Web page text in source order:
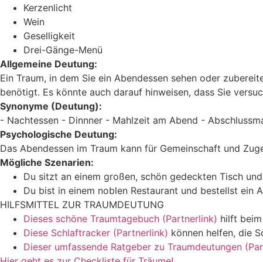
Kerzenlicht
Wein
Geselligkeit
Drei-Gänge-Menü
Allgemeine Deutung:
Ein Traum, in dem Sie ein Abendessen sehen oder
benötigt. Es könnte auch darauf hinweisen, dass Sie
Synonyme (Deutung):
- Nachtessen - Dinnner - Mahlzeit am Abend -
Psychologische Deutung:
Das Abendessen im Traum kann für Gemeinschaft und
Mögliche Szenarien:
Du sitzt an einem großen, schön gedeckten Tisch
Du bist in einem noblen Restaurant und bestellst ein
HILFSMITTEL ZUR TRAUMDEUTUNG
Dieses schöne Traumtagebuch (Partnerlink) hilft
Diese Schlaftracker (Partnerlink) können helfen, die
Dieser umfassende Ratgeber zu Traumdeutungen